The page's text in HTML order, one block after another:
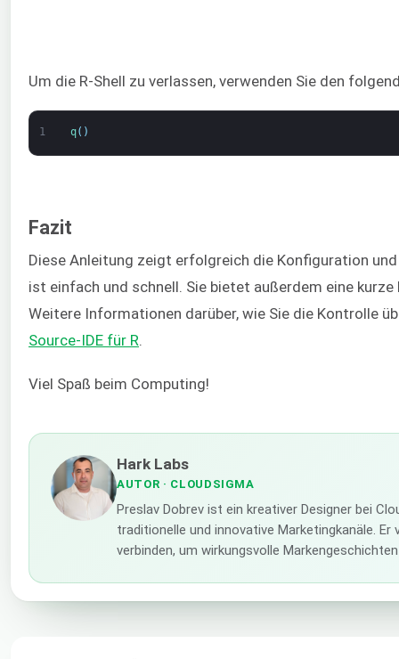
Um die R-Shell zu verlassen, verwenden Sie den
1 q( )
Fazit
Diese Anleitung zeigt erfolgreich die Konfiguration
ist einfach und schnell. Sie bietet außerdem eine
Weitere Informationen darüber, wie Sie die Kontrolle
Source-IDE für R.
Viel Spaß beim Computing!
Hark Labs
AUTOR · CLOUDSIGMA
Preslav Dobrev ist ein kreativer Designer bei
traditionelle und innovative Marketingkanäle.
verbinden, um wirkungsvolle